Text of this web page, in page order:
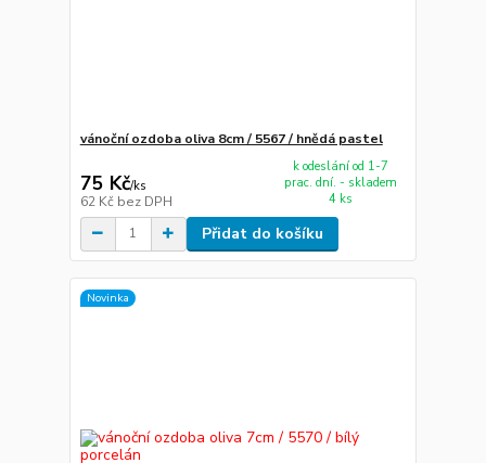
vánoční ozdoba oliva 8cm / 5567 / hnědá pastel
75 Kč/ks
62 Kč bez DPH
k odeslání od 1-7
prac. dní. - skladem
4 ks
Přidat do košíku
Novinka